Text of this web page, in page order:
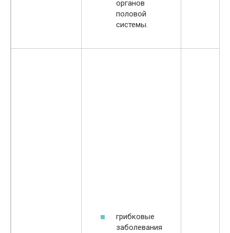
органов
половой
системы.
грибковые
заболевания